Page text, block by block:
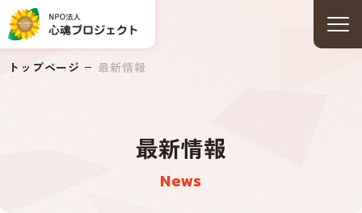
最新情報
News
トップページ 最新情報